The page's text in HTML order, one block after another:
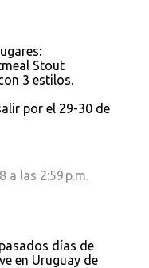
Stout
3 estilos.
por el 29-30 de
a las 2:59 p.m.
días de
en Uruguay de